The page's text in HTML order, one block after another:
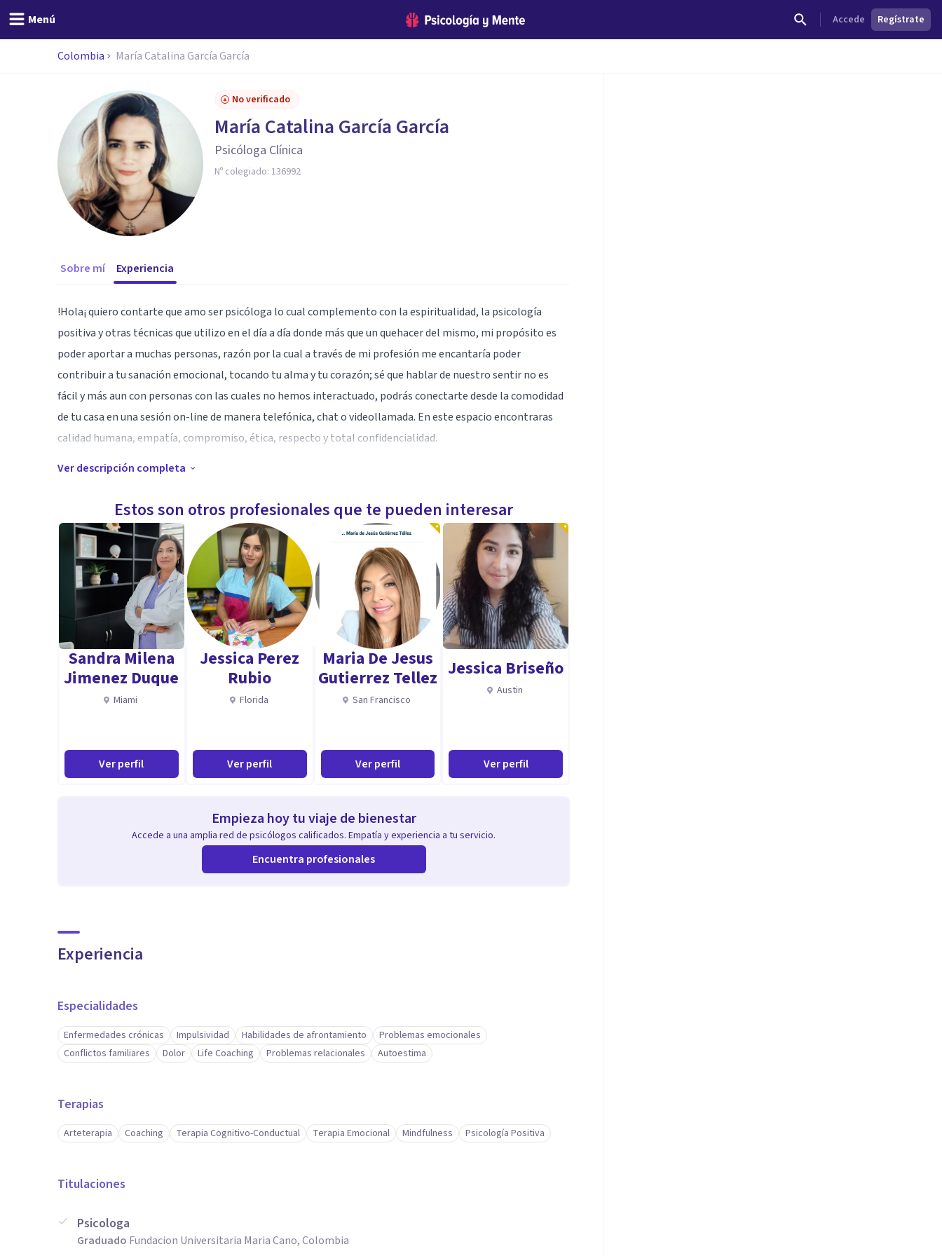
Menú Accede Regístrate
Colombia María Catalina García García
No verificado
María Catalina García García
Psicóloga Clínica
Nº colegiado: 136992
Sobre mí Experiencia
!Hola¡ quiero contarte que amo ser psicóloga lo cual complemento con la espiritualidad, la psicología
positiva y otras técnicas que utilizo en el día a día donde más que un quehacer del mismo, mi propósito es
poder aportar a muchas personas, razón por la cual a través de mi profesión me encantaría poder
contribuir a tu sanación emocional, tocando tu alma y tu corazón; sé que hablar de nuestro sentir no es
fácil y más aun con personas con las cuales no hemos interactuado, podrás conectarte desde la comodidad
de tu casa en una sesión on-line de manera telefónica, chat o videollamada. En este espacio encontraras
calidad humana, empatía, compromiso, ética, respecto y total confidencialidad.
Especialidad
Alma Humana" Carl G. Jung.
Aptitudes
Soy psicóloga con orientación Cognitivo Conductual, con competencias en el acompañamiento y asesoría
psicológica clínica, e intervención en situaciones de crisis y atención en primeros auxilios psicológicos,la
mayor parte de mi experiencia la enfocado en el acompañamiento de pacientes oncologicos y sus familias
Ver descripción completa
Estos son otros profesionales que te pueden interesar
Sandra Milena
Jimenez Duque
Miami
Ver perfil
Jessica Perez
Rubio
Florida
Ver perfil
Maria De Jesus
Gutierrez Tellez
San Francisco
Ver perfil
Jessica Briseño
Austin
Ver perfil
Empieza hoy tu viaje de bienestar
Accede a una amplia red de psicólogos calificados. Empatía y experiencia a tu servicio.
Encuentra profesionales
Experiencia
Especialidades
Enfermedades crónicas Impulsividad Habilidades de afrontamiento
Problemas emocionales
Conflictos familiares
Dolor Life Coaching Problemas relacionales Autoestima
Terapias
Arteterapia Coaching Terapia Cognitivo-Conductual Terapia Emocional Mindfulness Psicología Positiva
Titulaciones
Psicologa
Graduado Fundacion Universitaria Maria Cano, Colombia